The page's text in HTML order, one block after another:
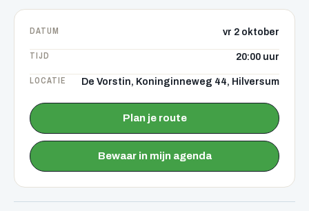
DATUM vr 2 oktober
TIJD 20:00 uur
LOCATIE De Vorstin, Koninginneweg 44, Hilversum
Plan je route
Bewaar in mijn agenda